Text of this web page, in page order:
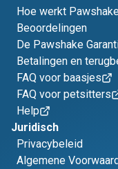
Hoe werkt
Beoordelingen
De Pawshake
Betalingen en
FAQ voor baasjes
FAQ voor petsitters
Help
Juridisch
Privacybeleid
Algemene